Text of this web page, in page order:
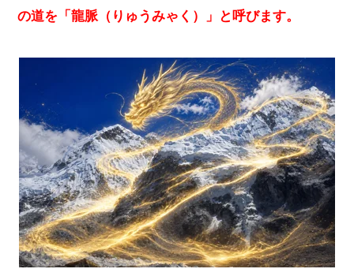
の道を「龍脈（りゅうみゃく）」と呼びます。